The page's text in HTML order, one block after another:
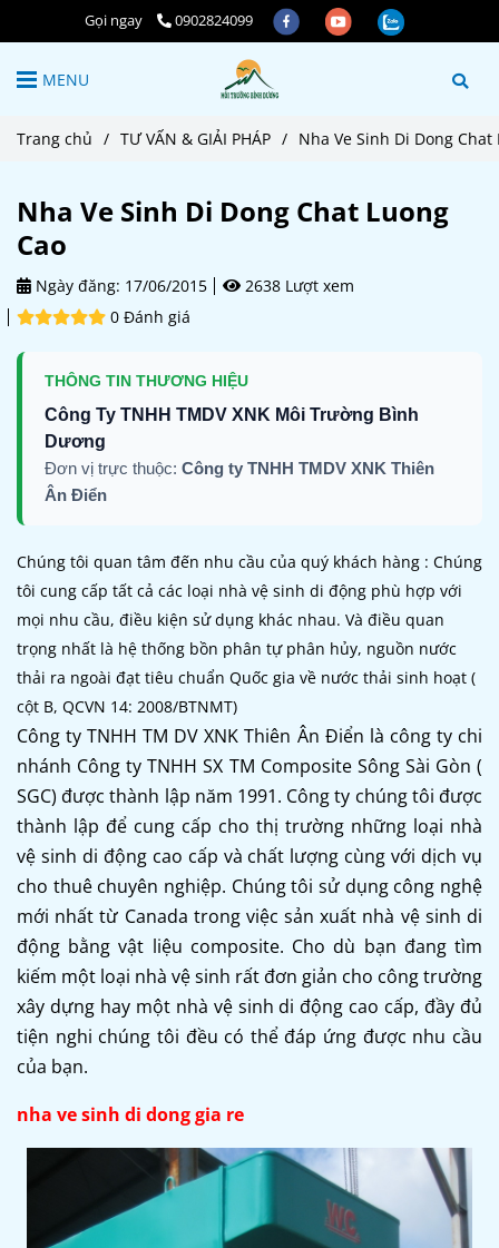
Gọi ngay 0902824099
MENU
Trang chủ / TƯ VẤN & GIẢI PHÁP / Nha Ve Sinh Di Dong Chat
Nha Ve Sinh Di Dong Chat Luong
Cao
Ngày đăng: 17/06/2015
2638 Lượt xem
0 Đánh giá
THÔNG TIN THƯƠNG HIỆU
Công Ty TNHH TMDV XNK Môi Trường Bình
Dương
Đơn vị trực thuộc: Công ty TNHH TMDV XNK Thiên
Ân Điển
Chúng tôi quan tâm đến nhu cầu của quý khách hàng : Chúng
tôi cung cấp tất cả các loại nhà vệ sinh di động phù hợp với
mọi nhu cầu, điều kiện sử dụng khác nhau. Và điều quan
trọng nhất là hệ thống bồn phân tự phân hủy, nguồn nước
thải ra ngoài đạt tiêu chuẩn Quốc gia về nước thải sinh hoạt (
cột B, QCVN 14: 2008/BTNMT)
Công ty TNHH TM DV XNK Thiên Ân Điển là công ty chi
nhánh Công ty TNHH SX TM Composite Sông Sài Gòn (
SGC) được thành lập năm 1991. Công ty chúng tôi được
thành lập để cung cấp cho thị trường những loại nhà
vệ sinh di động cao cấp và chất lượng cùng với dịch vụ
cho thuê chuyên nghiệp. Chúng tôi sử dụng công nghệ
mới nhất từ Canada trong việc sản xuất nhà vệ sinh di
động bằng vật liệu composite. Cho dù bạn đang tìm
kiếm một loại nhà vệ sinh rất đơn giản cho công trường
xây dựng hay một nhà vệ sinh di động cao cấp, đầy đủ
tiện nghi chúng tôi đều có thể đáp ứng được nhu cầu
của bạn.
nha ve sinh di dong gia re